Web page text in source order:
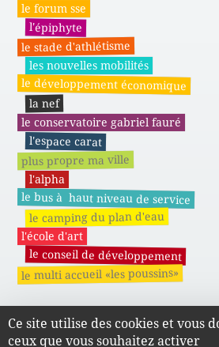
le forum sse
l'épiphyte
le stade d'athlétisme
les nouvelles mobilités
le développement économique
la nef
le conservatoire gabriel fauré
l'espace carat
plus propre ma ville
l'alpha
le bus à haut niveau de service
le camping du plan d'eau
l'école d'art
le conseil de développement
le multi accueil «les poussins»
Actes administratifs du
Ce site utilise des cookies et vous
ceux que vous souhaitez activer